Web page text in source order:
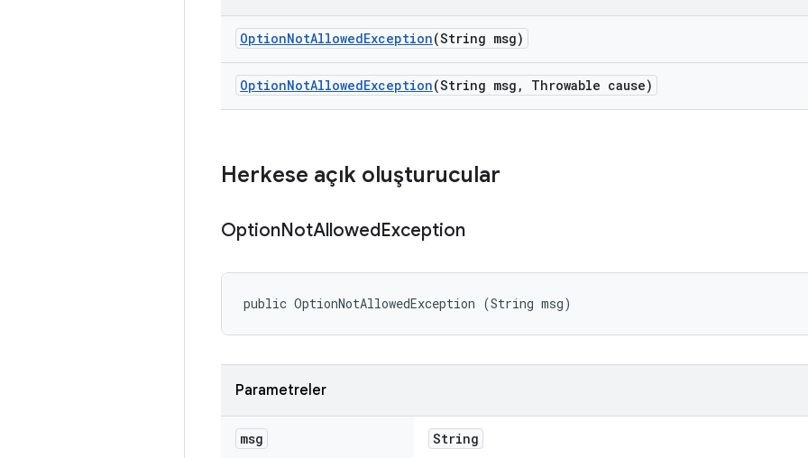
OptionNotAllowedException(String msg)
OptionNotAllowedException(String msg , Throwable cause)
Herkese açık oluşturucular
OptionNotAllowedException
public OptionNotAllowedException (String msg)
Parametreler
msg String